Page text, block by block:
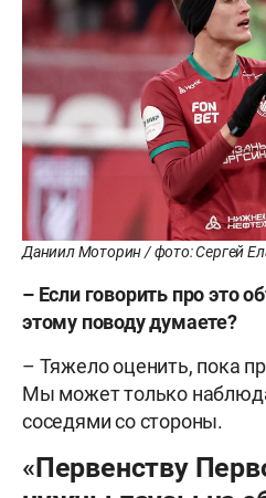
Даниил Моторин / фото: Сергей
– Если говорить про это
этому поводу думаете?
– Тяжело оценить, пока
Мы может только
соседями со стороны.
«Первенству